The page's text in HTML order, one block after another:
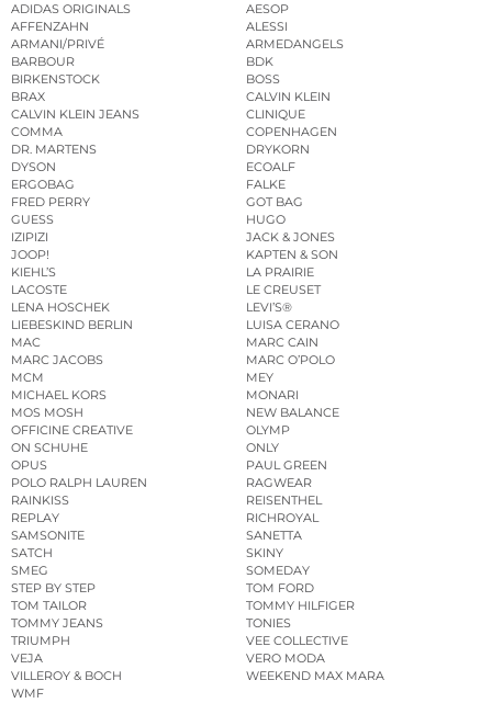
ADIDAS ORIGINALS
AESOP
AFFENZAHN
ALESSI
ARMANI/PRIVÉ
ARMEDANGELS
BARBOUR
BDK
BIRKENSTOCK
BOSS
BRAX
CALVIN KLEIN
CALVIN KLEIN JEANS
CLINIQUE
COMMA
COPENHAGEN
DR. MARTENS
DRYKORN
DYSON
ECOALF
ERGOBAG
FALKE
FRED PERRY
GOT BAG
GUESS
HUGO
IZIPIZI
JACK & JONES
JOOP!
KAPTEN & SON
KIEHL’S
LA PRAIRIE
LACOSTE
LE CREUSET
LENA HOSCHEK
LEVI’S®
LIEBESKIND BERLIN
LUISA CERANO
MAC
MARC CAIN
MARC JACOBS
MARC O’POLO
MCM
MEY
MICHAEL KORS
MONARI
MOS MOSH
NEW BALANCE
OFFICINE CREATIVE
OLYMP
ON SCHUHE
ONLY
OPUS
PAUL GREEN
POLO RALPH LAUREN
RAGWEAR
RAINKISS
REISENTHEL
REPLAY
RICHROYAL
SAMSONITE
SANETTA
SATCH
SKINY
SMEG
SOMEDAY
STEP BY STEP
TOM FORD
TOM TAILOR
TOMMY HILFIGER
TOMMY JEANS
TONIES
TRIUMPH
VEE COLLECTIVE
VEJA
VERO MODA
VILLEROY & BOCH
WEEKEND MAX MARA
WMF